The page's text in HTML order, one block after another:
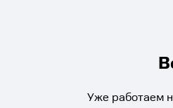
Уже работаем